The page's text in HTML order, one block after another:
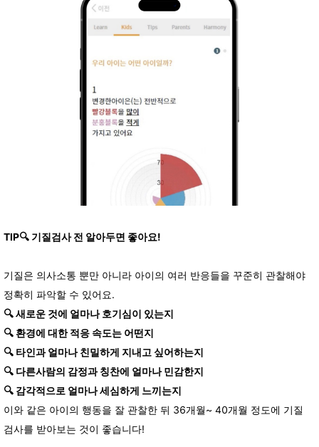
TIP🔍 기질검사 전 알아두면 좋아요!
기질은 의사소통 뿐만 아니라 아이의 여러 반응들을 꾸준히 관찰해야
정확히 파악할 수 있어요.
🔍 새로운 것에 얼마나 호기심이 있는지
🔍 환경에 대한 적응 속도는 어떤지
🔍 타인과 얼마나 친밀하게 지내고 싶어하는지
🔍 다른사람의 감정과 칭찬에 얼마나 민감한지
🔍 감각적으로 얼마나 세심하게 느끼는지
이와 같은 아이의 행동을 잘 관찰한 뒤 36개월~ 40개월 정도에 기질
검사를 받아보는 것이 좋습니다!